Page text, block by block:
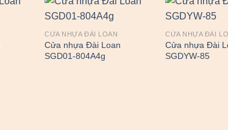
CỬA NHỰA ĐÀI LOAN
Cửa nhựa Đài Loan
SGD01-804A4g
CỬA NHỰA ĐÀI
Cửa nhựa Đài
SGDYW-85